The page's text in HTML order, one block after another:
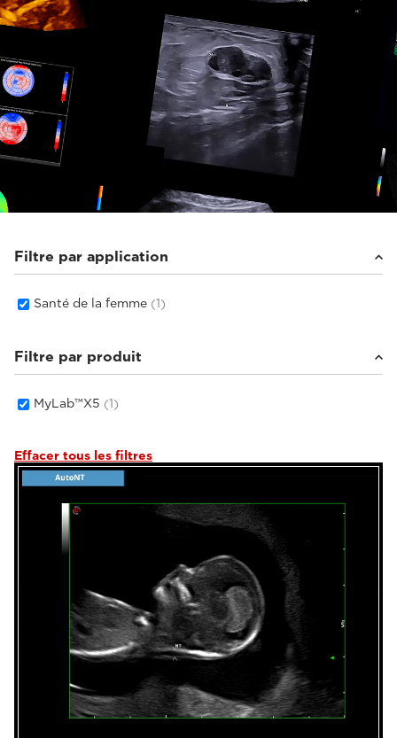
Filtre par application
Santé de la femme (1)
Filtre par produit
MyLab™X5 (1)
Effacer tous les filtres